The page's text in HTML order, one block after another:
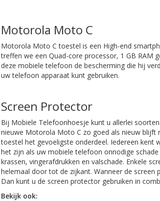
Motorola Moto C
Motorola Moto C toestel is een High-end
treffen we een Quad-core processor, 1 GB RAM
deze mobiele telefoon de bescherming die hij
uw telefoon apparaat kunt gebruiken.
Screen Protector
Bij Mobiele Telefoonhoesje kunt u allerlei
nieuwe Motorola Moto C zo goed als nieuw blijft
toestel het gevoeligste onderdeel. Iedereen kent
het zijn als uw mobiele telefoon onnodige
krassen, vingerafdrukken en valschade. Enkele
helemaal door tot de zijkant. Wanneer de
Dan kunt u de screen protector gebruiken in
Bekijk ook: